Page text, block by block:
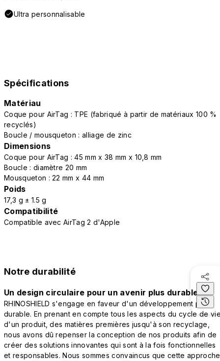
Ultra personnalisable
Spécifications
Matériau
Coque pour AirTag : TPE (fabriqué à partir de matériaux 100 %
recyclés)
Boucle / mousqueton : alliage de zinc
Dimensions
Coque pour AirTag : 45 mm x 38 mm x 10,8 mm
Boucle : diamètre 20 mm
Mousqueton : 22 mm x 44 mm
Poids
17,3 g ± 1.5 g
Compatibilité
Compatible avec AirTag 2 d'Apple
Notre durabilité
Un design circulaire pour un avenir plus durable
RHINOSHIELD s'engage en faveur d'un développement plus
durable. En prenant en compte tous les aspects du cycle de
d'un produit, des matières premières jusqu'à son recyclage,
nous avons dû repenser la conception de nos produits afin de
créer des solutions innovantes qui sont à la fois fonctionnelles
et responsables. Nous sommes convaincus que cette approche